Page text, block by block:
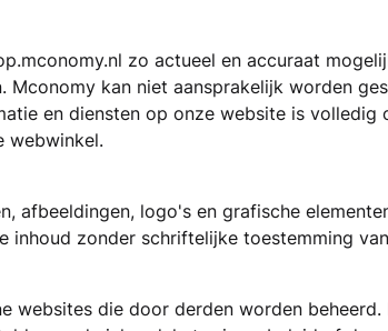
zo actueel en accuraat
kan niet aansprakelijk worden
en diensten op onze website is
webwinkel.
afbeeldingen, logo's en grafische
inhoud zonder schriftelijke toestemming
websites die door derden worden